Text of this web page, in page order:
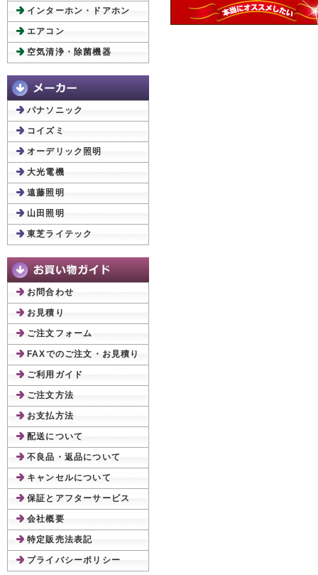
インターホン・ドアホン
エアコン
空気清浄・除菌機器
パナソニック
コイズミ
オーデリック照明
大光電機
遠藤照明
山田照明
東芝ライテック
お問合わせ
お見積り
ご注文フォーム
FAXでのご注文・お見積り
ご利用ガイド
ご注文方法
お支払方法
配送について
不良品・返品について
キャンセルについて
保証とアフターサービス
会社概要
特定販売法表記
プライバシーポリシー